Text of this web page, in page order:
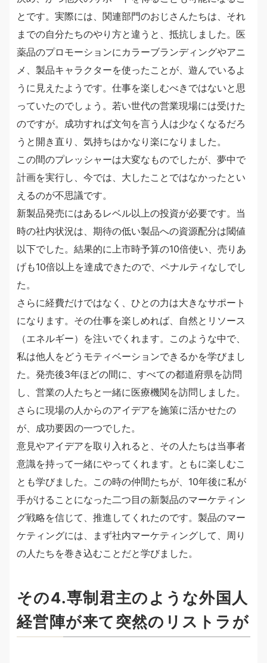
とです。実際には、関連部門のおじさんたちは、それ
までの自分たちのやり方と違うと、抵抗しました。医
薬品のプロモーションにカラーブランディングやアニ
メ、製品キャラクターを使ったことが、遊んでいるよ
うに見えたようです。仕事を楽しむべきではないと思
っていたのでしょう。若い世代の営業現場には受けた
のですが。成功すれば文句を言う人は少なくなるだろ
うと開き直り、気持ちはかなり楽になりました。
この間のプレッシャーは大変なものでしたが、夢中で
計画を実行し、今では、大したことではなかったとい
えるのが不思議です。
新製品発売にはあるレベル以上の投資が必要です。当
時の社内状況は、期待の低い製品への資源配分は閾値
以下でした。結果的に上市時予算の10倍使い、売りあ
げも10倍以上を達成できたので、ペナルティなしでし
た。
さらに経費だけではなく、ひとの力は大きなサポート
になります。その仕事を楽しめれば、自然とリソース
（エネルギー）を注いでくれます。このような中で、
私は他人をどうモティベーションできるかを学びまし
た。発売後3年ほどの間に、すべての都道府県を訪問
し、営業の人たちと一緒に医療機関を訪問しました。
さらに現場の人からのアイデアを施策に活かせたの
が、成功要因の一つでした。
意見やアイデアを取り入れると、その人たちは当事者
意識を持って一緒にやってくれます。ともに楽しむこ
とも学びました。この時の仲間たちが、10年後に私が
手がけることになった二つ目の新製品のマーケティン
グ戦略を信じて、推進してくれたのです。製品のマー
ケティングには、まず社内マーケティングして、周り
の人たちを巻き込むことだと学びました。
その4.専制君主のような外国人
経営陣が来て突然のリストラが